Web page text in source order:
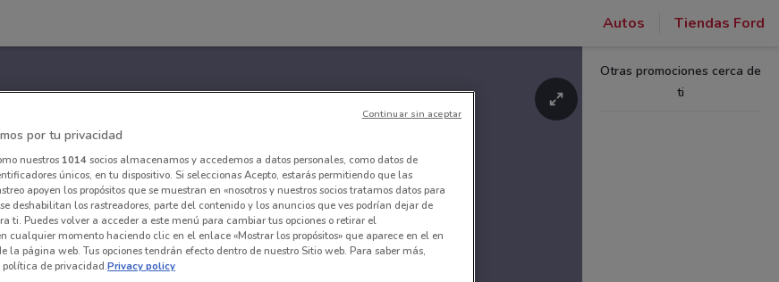
Autos Tiendas Ford
Otras promociones cerca de
ti
por tu privacidad
nuestros 1014socios almacenamos y accedemos a datos personales, como datos de
únicos, en tu dispositivo. Si seleccionas Acepto, estarás permitiendo que las
apoyen los propósitos que se muestran en «nosotros y nuestros socios tratamos datos para
deshabilitan los rastreadores, parte del contenido y los anuncios que ves podrían dejar de
ti. Puedes volver a acceder a este menú para cambiar tus opciones o retirar el
cualquier momento haciendo clic en el enlace «Mostrar los propósitos» que aparece en el en
la página web. Tus opciones tendrán efecto dentro de nuestro Sitio web. Para saber más,
de privacidad.Privacy policy
Continuar sin aceptar